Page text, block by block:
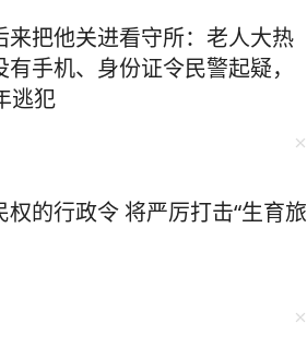
来把他关进看守所：老人大热
手机、身份证令民警起疑，
逃犯
的行政令 将严厉打击“生育旅